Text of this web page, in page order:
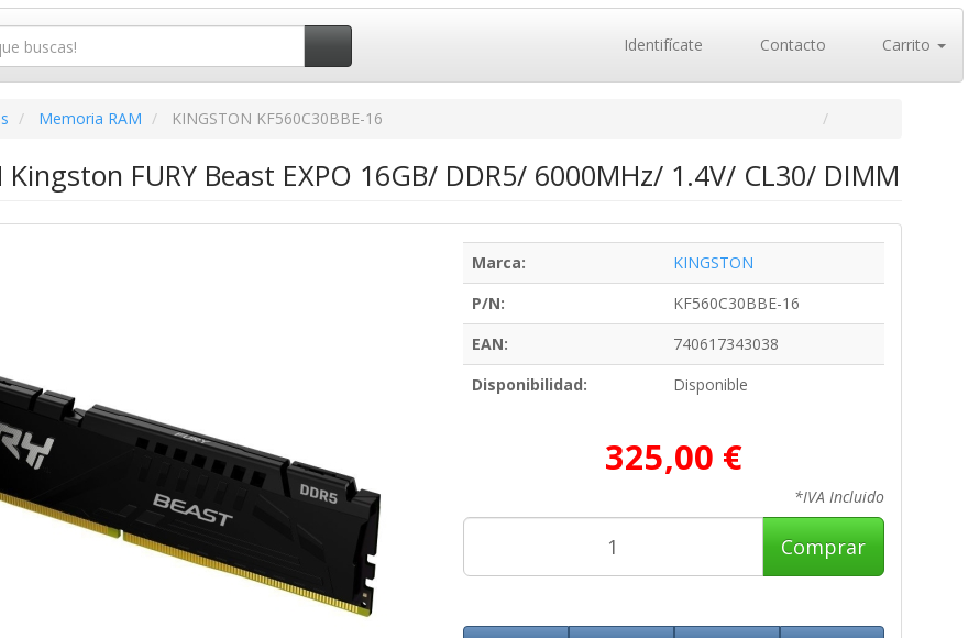
Identifícate Contacto Carrito
Memoria RAM KINGSTON KF560C30BBE-16
FURY Beast EXPO 16GB/ DDR5/ 6000MHz/ 1.4V/ CL30/ DIMM
Marca:
KINGSTON
P/N:
KF560C30BBE-16
EAN:
740617343038
Disponibilidad:
Disponible
325,00 €
*IVA Incluido
Comprar